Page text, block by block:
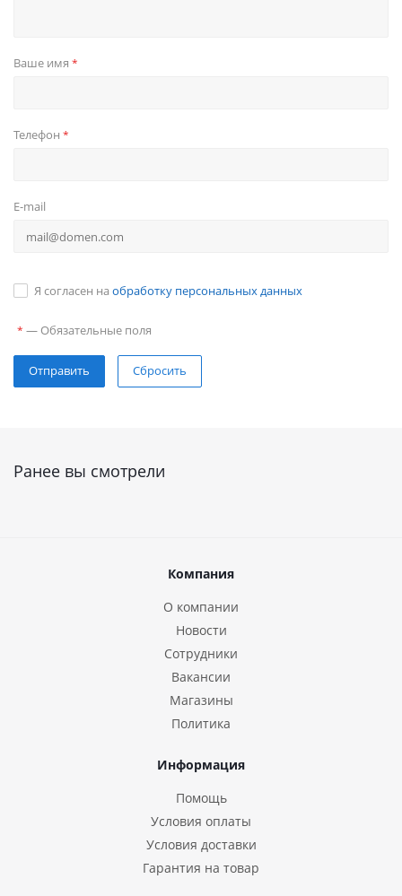
Ваше имя *
Телефон *
E-mail
Я согласен на обработку персональных данных
* — Обязательные поля
Сбросить
Ранее вы смотрели
Компания
О компании
Новости
Сотрудники
Вакансии
Магазины
Политика
Информация
Помощь
Условия оплаты
Условия доставки
Гарантия на товар